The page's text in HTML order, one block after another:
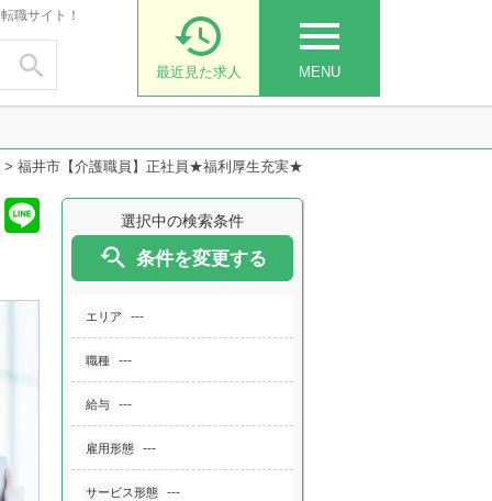
職サイト！

menu
MENU

最近見た求人
> 福井市【介護職員】正社員★福利厚生充実★
選択中の検索条件
 条件を変更する
エリア ---
職種 ---
給与 ---
雇用形態 ---
サービス形態 ---